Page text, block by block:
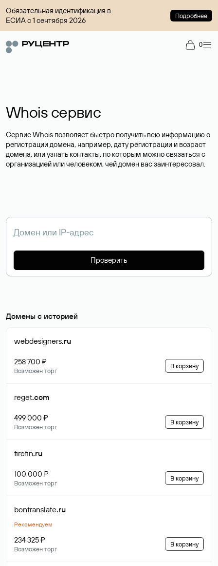
Обязательная идентификация в
ЕСИА с 1 сентября 2026
Подробнее
0
Whois сервис
Сервис Whois позволяет быстро получить всю информацию о
регистрации домена, например, дату регистрации и возраст
домена, или узнать контакты, по которым можно связаться с
организацией или человеком, чей домен вас заинтересовал.
Проверить
Домены с историей
webdesigners.ru
258 700 ₽
Возможен торг
В корзину
reget.com
499 000 ₽
Возможен торг
В корзину
firefin.ru
100 000 ₽
Возможен торг
В корзину
bontranslate.ru
Рекомендуем
234 325 ₽
Возможен торг
В корзину